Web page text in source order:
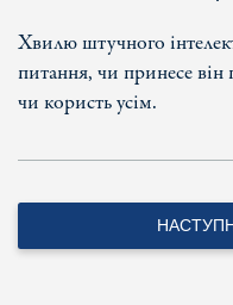
Хвилю штучного
питання, чи принесе
чи користь усім.